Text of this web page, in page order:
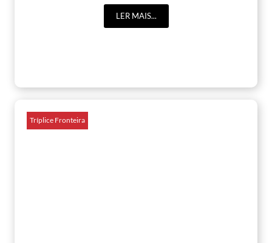
LER MAIS...
Tríplice Fronteira